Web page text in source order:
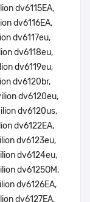
dv6115EA,
dv6116EA,
dv6117eu,
dv6118eu,
dv6119eu,
dv6120br,
dv6120eu,
dv6120us,
dv6122EA,
dv6123eu,
dv6124eu,
dv6125OM,
dv6126EA,
dv6127EA,